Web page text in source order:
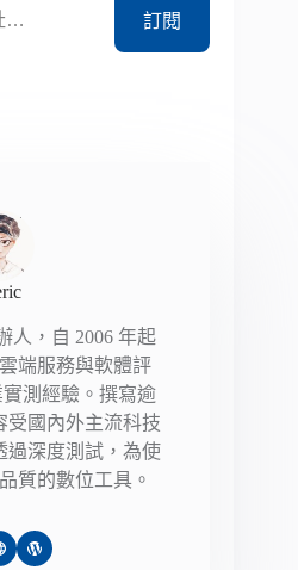
訂閱
人，自 2006 年起
端服務與軟體評
測經驗。撰寫逾
受國內外主流科技
過深度測試，為使
質的數位工具。